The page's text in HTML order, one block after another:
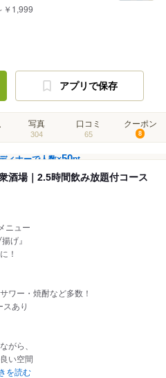
￥1,999
アプリで保存
写真
304
口コミ
65
クーポン
8
ィナーで人数×50pt
酒場｜2.5時間飲み放題付コース
ニュー
げ』
！
ワー・焼酎など多数！
あり
がら、
い空間
を読む